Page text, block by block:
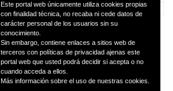
26 27 28 29
30
Este portal web únicamente utiliza cookies propias
con finalidad técnica, no recaba ni cede datos de
carácter personal de los usuarios sin su
conocimiento.
Sin embargo, contiene enlaces a sitios web de
terceros con políticas de privacidad ajenas este
portal web que usted podrá decidir si acepta o no
cuando acceda a ellos.
Más información sobre el uso de nuestras cookies.